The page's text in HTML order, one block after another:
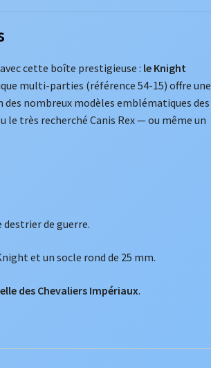
cette boîte prestigieuse : le Knight
multi-parties (référence 54-15) offre une
nombreux modèles emblématiques des
le très recherché Canis Rex — ou même un
de guerre.
et un socle rond de 25 mm.
des Chevaliers Impériaux.